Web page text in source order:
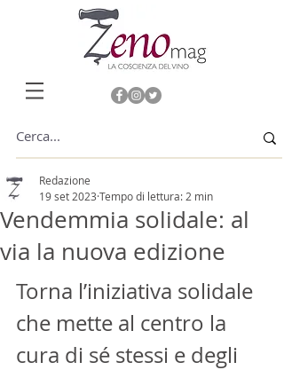
Vendemmia solidale: al
via la nuova edizione
Redazione
19 set 2023 Tempo di lettura: 2 min
Torna l’iniziativa solidale
che mette al centro la
cura di sé stessi e degli